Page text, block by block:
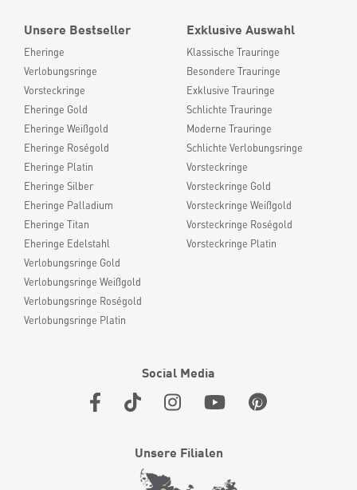
Unsere Bestseller
Eheringe
Verlobungsringe
Vorsteckringe
Eheringe Gold
Eheringe Weißgold
Eheringe Roségold
Eheringe Platin
Eheringe Silber
Eheringe Palladium
Eheringe Titan
Eheringe Edelstahl
Verlobungsringe Gold
Verlobungsringe Weißgold
Verlobungsringe Roségold
Verlobungsringe Platin
Exklusive Auswahl
Klassische Trauringe
Besondere Trauringe
Exklusive Trauringe
Schlichte Trauringe
Moderne Trauringe
Schlichte Verlobungsringe
Vorsteckringe
Vorsteckringe Gold
Vorsteckringe Weißgold
Vorsteckringe Roségold
Vorsteckringe Platin
Social Media
Unsere Filialen